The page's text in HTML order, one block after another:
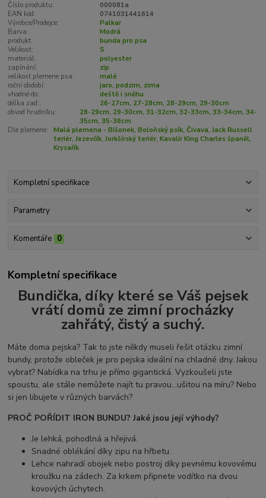
Číslo produktu:
000081a
EAN kód:
0741031441614
Výrobce/Prodejce:
Palkar
Barva:
Modrá
produkt:
bunda pro psa
Velikost:
S
materiál:
polyester
zapínání:
zip
velikost plemene psa:
malé
roční období:
jaro, podzim, zima
vhodné do::
deště i sněhu
délka zad::
26-27cm, 27-28cm, 28-29cm, 29-30cm
obvod hrudníku:
28-29cm, 29-30cm, 31-32cm, 32-33cm, 33-34cm, 34-
35cm, 35-36cm
Dle plemene:
Malá plemena - Bišonek, Boloňský psík, Čivava, Jack Russell
teriér, Jezevčík, Jorkšírský teriér, Kavalír King Charles španěl,
Krysařík
Kompletní specifikace
Parametry
Komentáře 0
Kompletní specifikace
Bundička, díky které se Váš pejsek
vrátí domů ze zimní procházky
zahřátý, čistý a suchý.
Máte doma pejska? Tak to jste někdy museli řešit otázku zimní
bundy, protože obleček je pro pejska ideální na chladné dny. Jakou
vybrat? Nabídka na trhu je přímo gigantická. Vyzkoušeli jste
spoustu, ale stále nemůžete najít tu pravou...ušitou na míru? Nebo
si jen libujete v různých barvách?
PROČ POŘÍDIT IRON BUNDU? Jaké jsou její výhody?
Je lehká, pohodlná a hřejivá.
Snadné oblékání díky zipu na hřbetu.
Lehce nahradí obojek nebo postroj díky pevnému kovovému
kroužku na zádech. Za krkem připnete vodítko na dvou
kovových úchytech.